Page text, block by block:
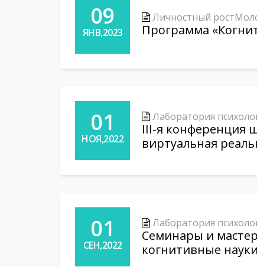
09
ЯНВ,2023
Личностный рост
Программа
01
НОЯ,2022
Лаборатория
III-я конференция
виртуальная
01
СЕН,2022
Лаборатория
Cеминары и
когнитивные